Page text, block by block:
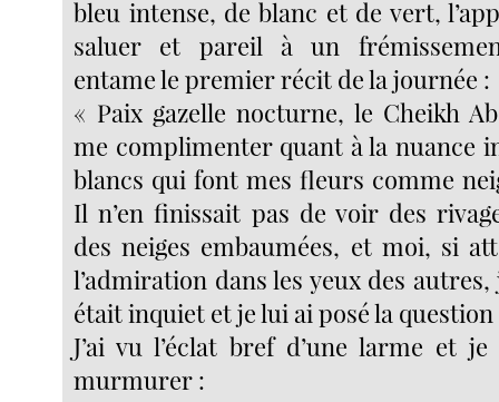
bleu intense, de blanc et de vert,
saluer et pareil à un
entame le premier récit de la journée :
« Paix gazelle nocturne, le Cheikh
me complimenter quant à la nuance
blancs qui font mes fleurs comme
Il n’en finissait pas de voir des
des neiges embaumées, et moi, si
l’admiration dans les yeux des autres,
était inquiet et je lui ai posé la
J’ai vu l’éclat bref d’une larme et
murmurer :